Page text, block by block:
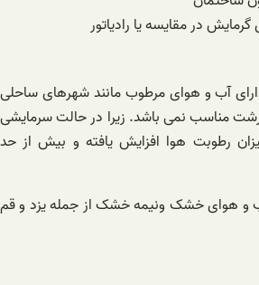
در مقایسه یا رادیاتور
آب و هوای مرطوب مانند شهرهای ساحلی
مناسب نمی باشد. زیرا در حالت سرمایشی
رطوبت هوا افزایش یافته و بیش از حد
و هوای خشک ونیمه خشک از جمله یزد و قم